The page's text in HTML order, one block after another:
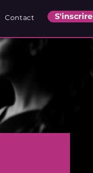
Contact S'inscrire
Contact S'inscrire